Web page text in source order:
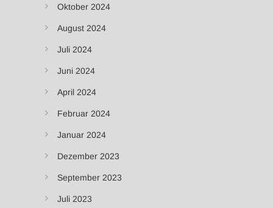
Oktober 2024
August 2024
Juli 2024
Juni 2024
April 2024
Februar 2024
Januar 2024
Dezember 2023
September 2023
Juli 2023